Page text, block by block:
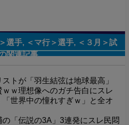
選手, ＜マ行＞選手, ＜３月＞試
関連記事
トが「羽生結弦は地球最高」
ｗｗ理想像へのガチ告白にスレ
「世界中の憧れすぎｗ」と全オ
の「伝説の3A」3連発にスレ民悶